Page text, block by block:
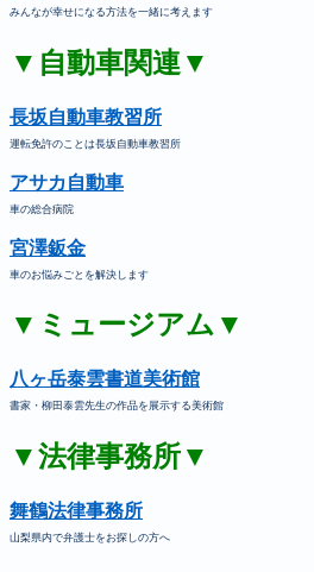
みんなが幸せになる方法を一緒に考えます
▼自動車関連▼
長坂自動車教習所
運転免許のことは長坂自動車教習所
アサカ自動車
車の総合病院
宮澤鈑金
車のお悩みごとを解決します
▼ミュージアム▼
八ヶ岳泰雲書道美術館
書家・柳田泰雲先生の作品を展示する美術館
▼法律事務所▼
舞鶴法律事務所
山梨県内で弁護士をお探しの方へ